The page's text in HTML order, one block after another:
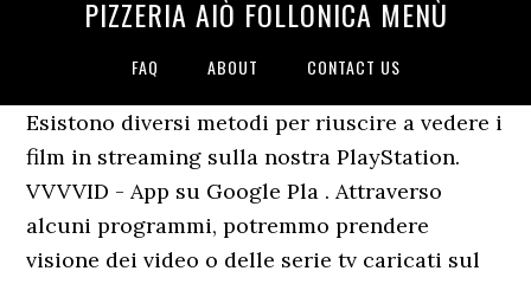
PIZZERIA AIÒ FOLLONICA MENÙ
FAQ ABOUT CONTACT US
Esistono diversi metodi per riuscire a vedere i
film in streaming sulla nostra PlayStation.
VVVVID - App su Google Pla . Attraverso
alcuni programmi, potremmo prendere
visione dei video o delle serie tv caricati sul